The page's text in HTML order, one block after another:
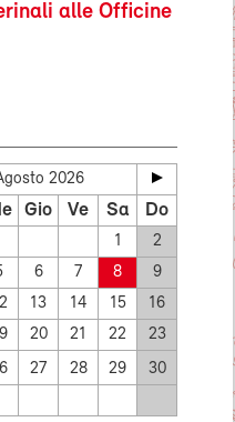
alle Officine
2026
Gio Ve Sa Do
1
2
6 7 8
9
13 14 15
16
20 21 22 23
27 28 29
30